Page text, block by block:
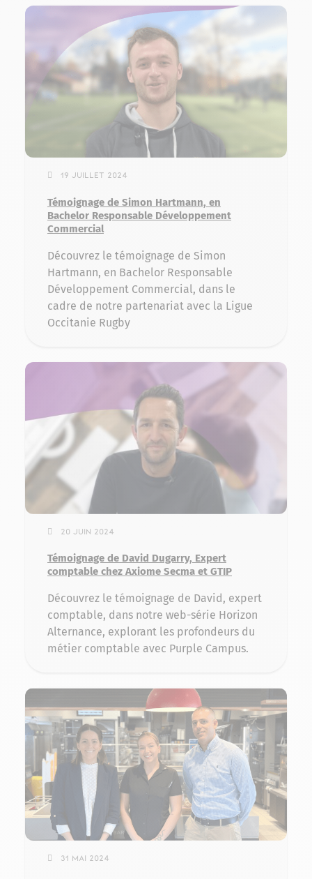
19 juillet 2024
Témoignage de Simon Hartmann, en
Bachelor Responsable Développement
Commercial
Découvrez le témoignage de Simon
Hartmann, en Bachelor Responsable
Développement Commercial, dans le
cadre de notre partenariat avec la Ligue
Occitanie Rugby
20 juin 2024
Témoignage de David Dugarry, Expert
comptable chez Axiome Secma et GTIP
Découvrez le témoignage de David, expert
comptable, dans notre web-série Horizon
Alternance, explorant les profondeurs du
métier comptable avec Purple Campus.
31 mai 2024